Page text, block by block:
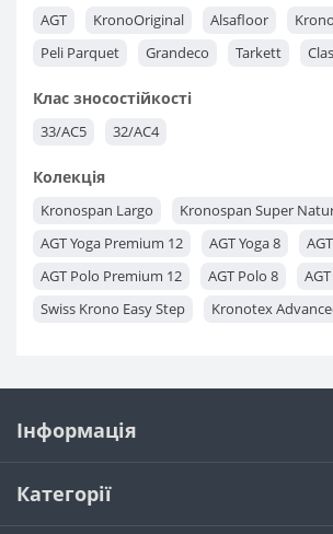
Клас
31 / AC3 32 / AC4 33 / AC5
AGT KronoOriginal Alsafloor
Peli Parquet
Grandeco Tarkett
Клас зносостійкості
33/AC5 32/AC4
Колекція
Kronospan Largo
Kronospan Super
AGT Yoga Premium 12
AGT Yoga 8
AGT Polo Premium 12
AGT Polo 8
Swiss Krono Easy Step
Kronotex
Classen Mood Skyline WR
Classen Pool ML
Інформація
Категорії